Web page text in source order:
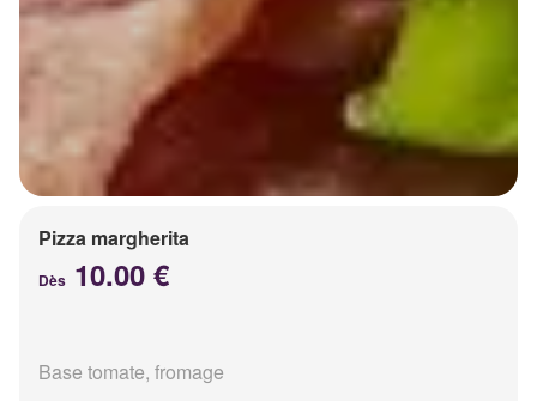
Pizza margherita
Dès 10.00 €
Base tomate, fromage